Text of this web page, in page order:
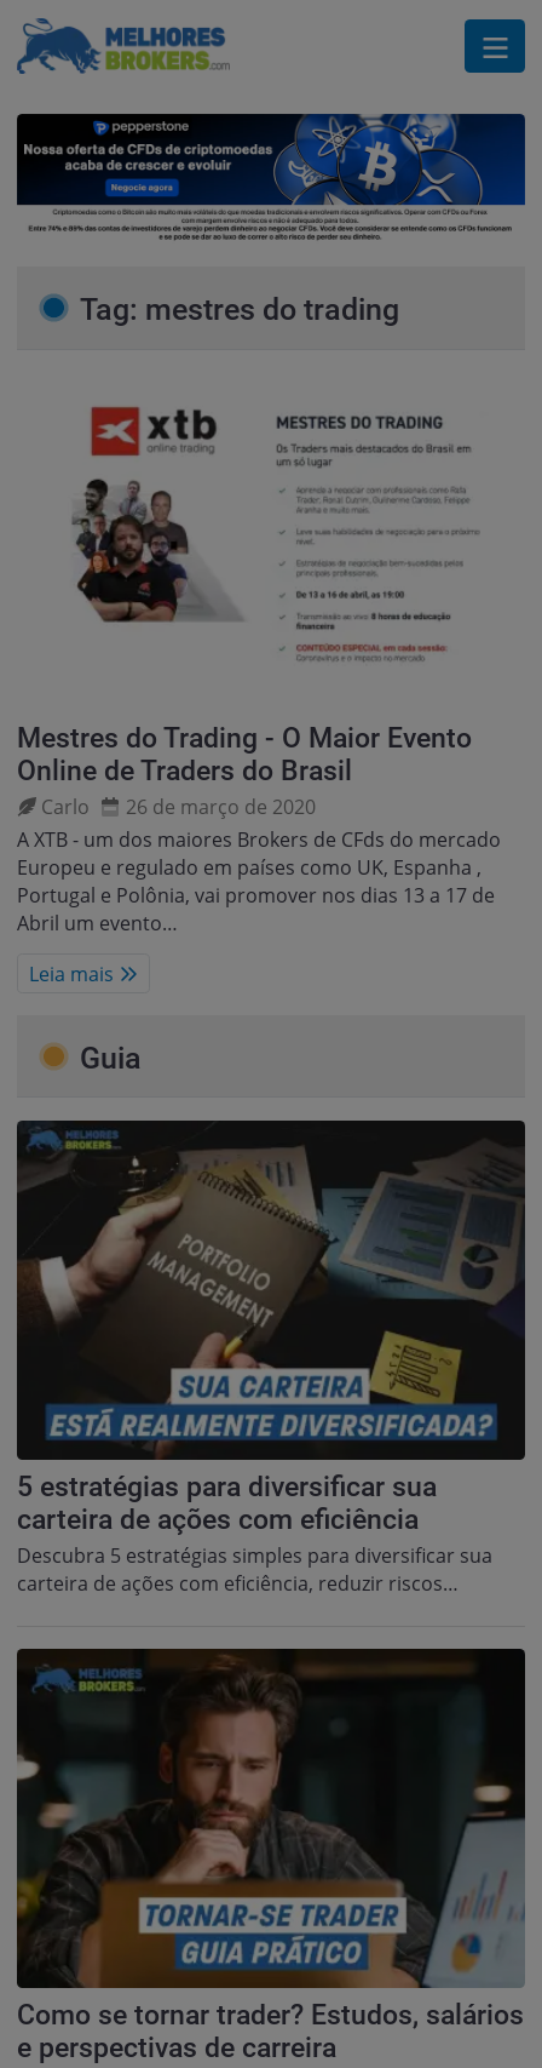
Tag: mestres do trading
Mestres do Trading - O Maior Evento
Online de Traders do Brasil
Carlo
26 de março de 2020
A XTB - um dos maiores Brokers de CFds do mercado
Europeu e regulado em países como UK, Espanha ,
Portugal e Polônia, vai promover nos dias 13 a 17 de
Abril um evento…
Leia mais
Guia
5 estratégias para diversificar sua
carteira de ações com eficiência
Descubra 5 estratégias simples para diversificar sua
carteira de ações com eficiência, reduzir riscos…
Como se tornar trader? Estudos, salários
e perspectivas de carreira